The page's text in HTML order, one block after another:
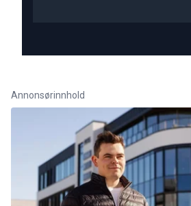
Annonsørinnhold